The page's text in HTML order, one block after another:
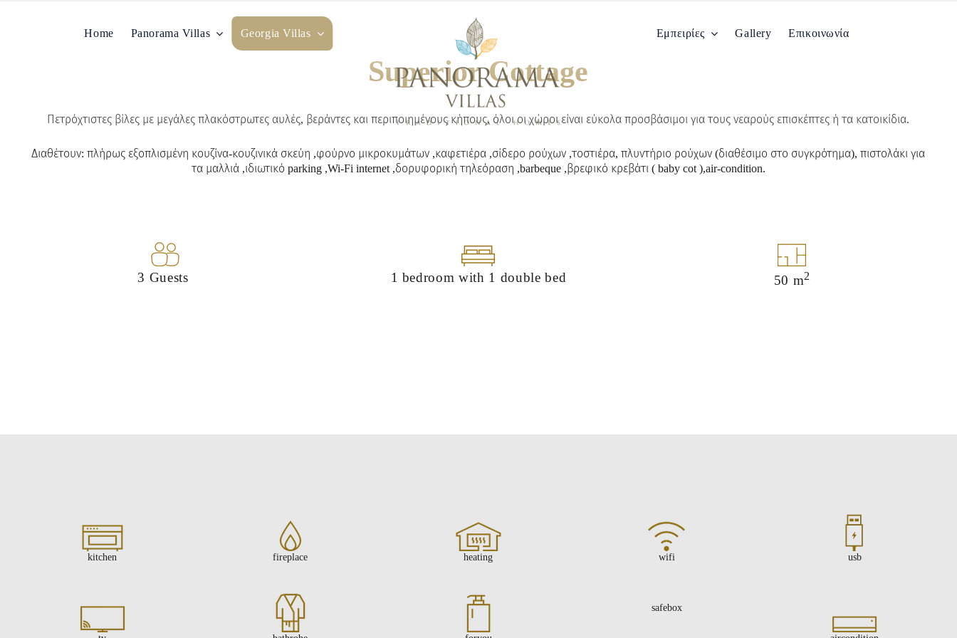
Home Panorama Villas Georgia Villas Εμπειρίες Gallery Επικοινωνία
Superior Cottage
Πετρόχτιστες βίλες με μεγάλες πλακόστρωτες αυλές, βεράντες και περιποιημένους κήπους, όλοι οι χώροι είναι εύκολα προσβάσιμοι για τους νεαρούς επισκέπτες ή τα κατοικίδια.
Διαθέτουν: πλήρως εξοπλισμένη κουζίνα-κουζινικά σκεύη ,φούρνο μικροκυμάτων ,καφετιέρα ,σίδερο ρούχων ,τοστιέρα, πλυντήριο ρούχων (διαθέσιμο στο συγκρότημα), πιστολάκι για
τα μαλλιά ,ιδιωτικό parking ,Wi-Fi internet ,δορυφορική τηλεόραση ,barbeque ,βρεφικό κρεβάτι ( baby cot ),air-condition.
3 Guests 1 bedroom with 1 double bed 50 m2
kitchen fireplace heating wifi usb
safebox